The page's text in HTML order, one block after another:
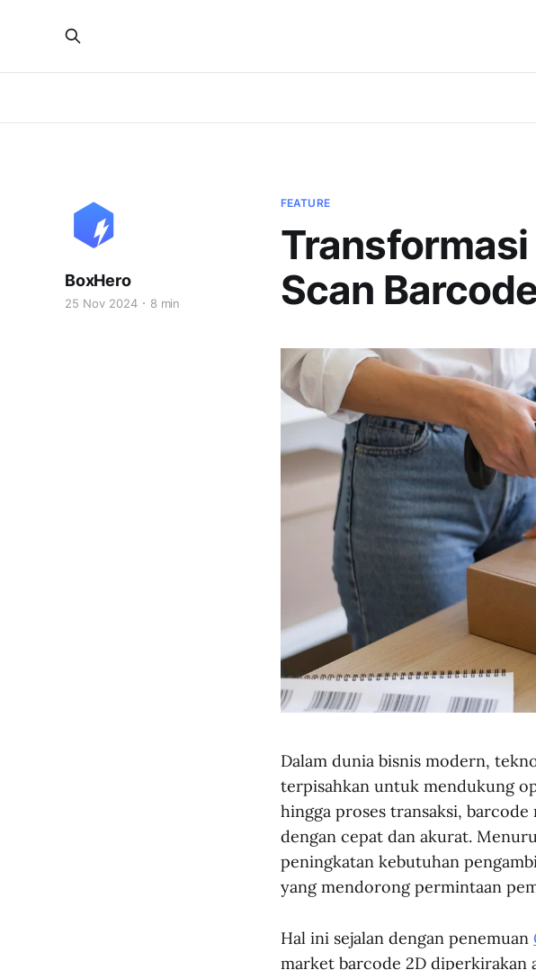
FEATURE
Scan
BoxHero
25 Nov 2024 8 min
Dalam dunia bisnis modern,
terpisahkan untuk mendukung
hingga proses transaksi,
dengan cepat dan akurat.
peningkatan kebutuhan
yang mendorong permintaan
Hal ini sejalan dengan penemuan
market barcode 2D diperkirakan